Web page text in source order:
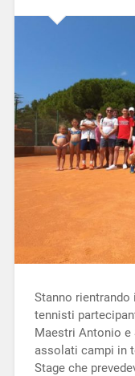
Stanno
tennisti
Maestri Antonio e
assolati campi in
Stage che